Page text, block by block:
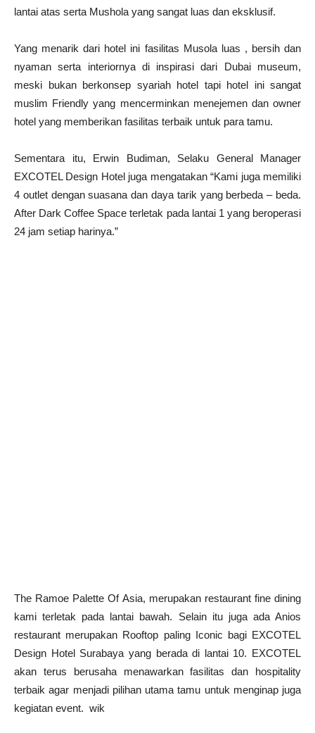
lantai atas serta Mushola yang sangat luas dan eksklusif.
Yang menarik dari hotel ini fasilitas Musola luas , bersih dan
nyaman serta interiornya di inspirasi dari Dubai museum,
meski bukan berkonsep syariah hotel tapi hotel ini sangat
muslim Friendly yang mencerminkan menejemen dan owner
hotel yang memberikan fasilitas terbaik untuk para tamu.
Sementara itu, Erwin Budiman, Selaku General Manager
EXCOTEL Design Hotel juga mengatakan “Kami juga memiliki
4 outlet dengan suasana dan daya tarik yang berbeda – beda.
After Dark Coffee Space terletak pada lantai 1 yang beroperasi
24 jam setiap harinya.”
The Ramoe Palette Of Asia, merupakan restaurant fine dining
kami terletak pada lantai bawah. Selain itu juga ada Anios
restaurant merupakan Rooftop paling Iconic bagi EXCOTEL
Design Hotel Surabaya yang berada di lantai 10. EXCOTEL
akan terus berusaha menawarkan fasilitas dan hospitality
terbaik agar menjadi pilihan utama tamu untuk menginap juga
kegiatan event. wik